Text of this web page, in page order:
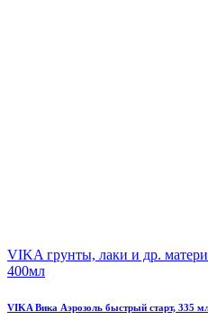
VIKA грунты, лаки и др.
400мл
VIKA Вика Аэрозоль быстрый старт, 335